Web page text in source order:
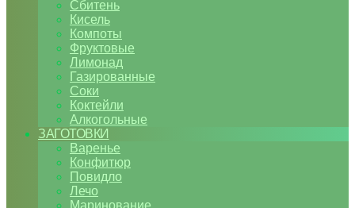
Сбитень
Кисель
Компоты
Фруктовые
Лимонад
Газированные
Соки
Коктейли
Алкогольные
ЗАГОТОВКИ
Варенье
Конфитюр
Повидло
Лечо
Маринование